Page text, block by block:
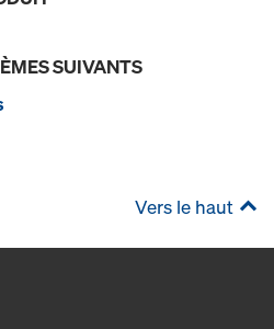
SUIVANTS
Vers le haut